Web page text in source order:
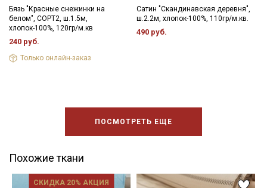
Бязь "Красные снежинки на
белом", СОРТ2, ш.1.5м,
хлопок-100%, 120гр/м.кв
240 руб.
Только онлайн-заказ
Сатин "Скандинавская деревня",
ш.2.2м, хлопок-100%, 110гр/м.кв.
490 руб.
ПОСМОТРЕТЬ ЕЩЕ
Похожие ткани
СКИДКА 20% АКЦИЯ